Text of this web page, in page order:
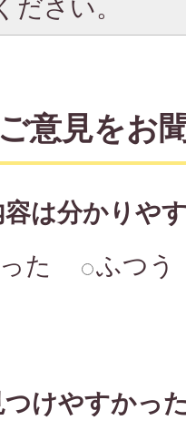
ださい。
意見をお
は分かりや
た
ふつう
けやすかっ